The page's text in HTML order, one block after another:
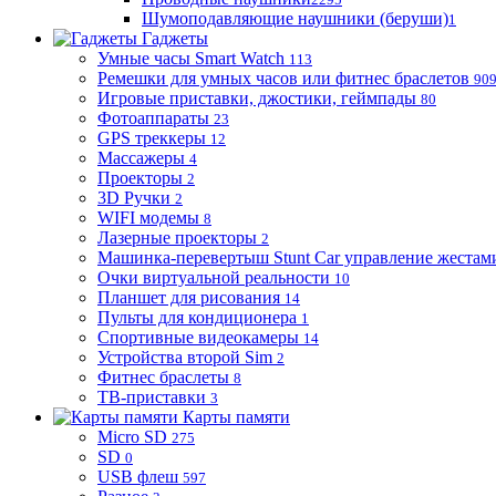
Шумоподавляющие наушники (беруши)1
Гаджеты
Умные часы Smart Watch 113
Ремешки для умных часов или фитнес браслетов 909
Игровые приставки, джостики, геймпады 80
Фотоаппараты 23
GPS треккеры 12
Массажеры 4
Проекторы 2
3D Ручки 2
WIFI модемы 8
Лазерные проекторы 2
Машинка-перевертыш Stunt Car управление
Очки виртуальной реальности 10
Планшет для рисования 14
Пульты для кондиционера 1
Спортивные видеокамеры 14
Устройства второй Sim 2
Фитнес браслеты 8
ТВ-приставки 3
Карты памяти
Micro SD 275
SD 0
USB флеш 597